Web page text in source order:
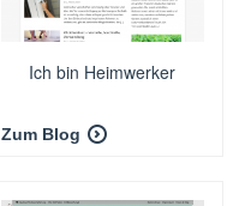
Ich bin Heimwerker
Zum Blog